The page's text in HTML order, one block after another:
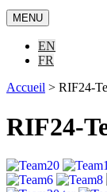
MENU
EN
FR
Accueil > RIF24-
RIF24-